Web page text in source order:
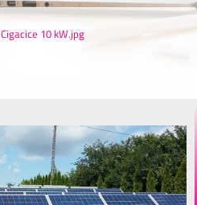
ę
Cigacice 10 kW.jpg